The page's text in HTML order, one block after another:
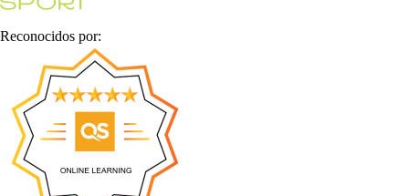
Reconocidos por: